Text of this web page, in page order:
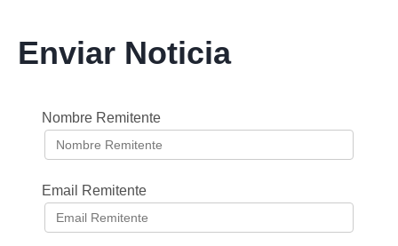
Enviar Noticia
Nombre Remitente
Email Remitente